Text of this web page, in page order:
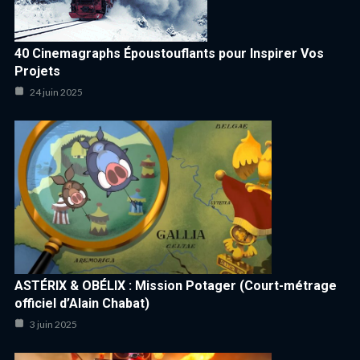
40 Cinemagraphs Époustouflants pour Inspirer Vos
Projets
24 juin 2025
ASTÉRIX & OBÉLIX : Mission Potager (Court-métrage
officiel d’Alain Chabat)
3 juin 2025